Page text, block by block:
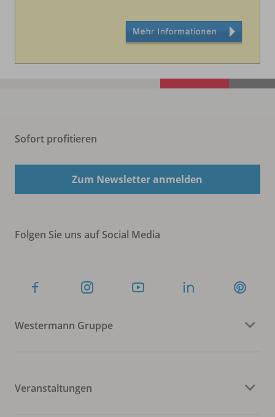
Sofort profitieren
Zum Newsletter anmelden
Folgen Sie uns auf Social Media
Westermann Gruppe
Veranstaltungen